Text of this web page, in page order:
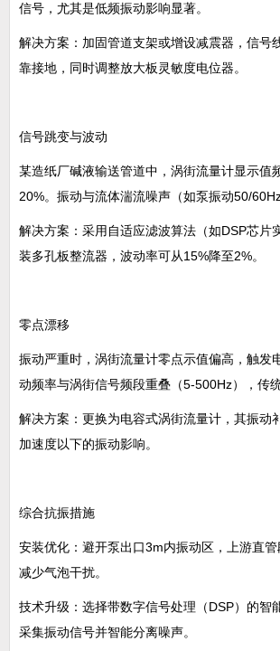
信号，尤其是低频振动影响显著。
解决方案‌：加固管道支架或增设减震器，信号
靠接地，同时调整放大板灵敏度电位器。
信号跳变与波动‌
某造纸厂碱液输送管道中，涡街流量计显示值
20%。振动与流体湍流噪声（如泵振动50/
解决方案‌：采用自适应滤波算法（如DSP芯片
装多孔板整流器，波动率可从15%降至2%‌。
零点漂移‌
振动严重时，涡街流量计零点示值偏高，触发
动频率与涡街信号频段重叠（5-500Hz），传
解决方案‌：更换为电容式涡街流量计，其振动
加速度以下的振动影响。
综合抗振措施
安装优化‌：避开泵出口3m内振动区，上游直
减少气泡干扰‌。
技术升级‌：选择带数字信号处理（DSP）的智
采集振动信号并智能分离噪声‌。